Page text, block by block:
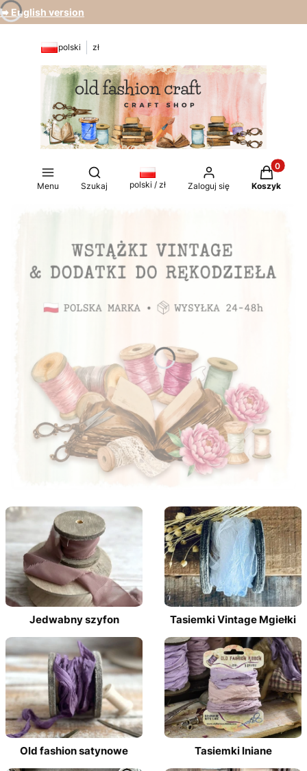
➡️ English version
polski zł
Menu
Otwórz wyszukiwarkę
Szukaj polski / zł Zaloguj się
Produkty
Koszyk
Jedwabny szyfon Tasiemki Vintage Mgiełki
Old fashion satynowe Tasiemki lniane